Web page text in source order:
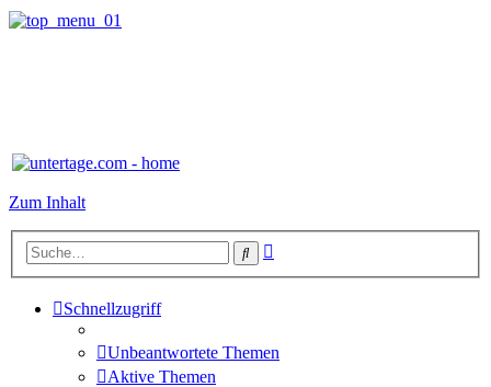
Zum Inhalt
Suche
Schnellzugriff
Unbeantwortete Themen
Aktive Themen